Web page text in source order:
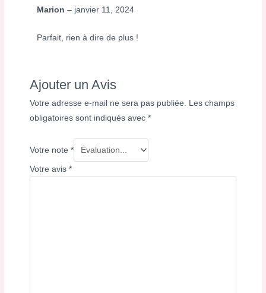
Marion– janvier 11, 2024
Parfait, rien à dire de plus !
Ajouter un Avis
Votre adresse e-mail ne sera pas publiée.
Les champs
obligatoires sont indiqués avec*
Votre note*
Votre avis*